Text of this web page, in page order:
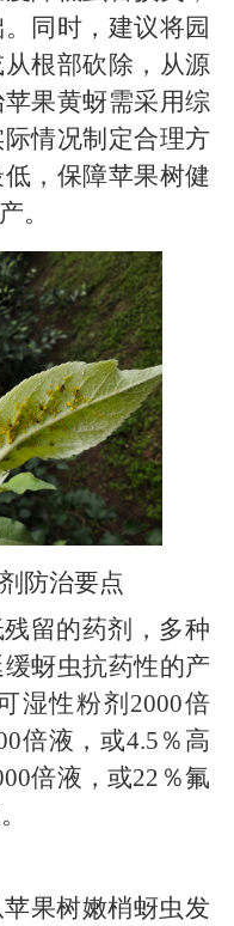
同时，建议将园
根部砍除，从源
果黄蚜需采用综
情况制定合理方
，保障苹果树健
。
防治要点
留的药剂，多种
蚜虫抗药性的产
湿性粉剂2000倍
倍液，或4.5％高
倍液，或22％氟
苹果树嫩梢蚜虫发